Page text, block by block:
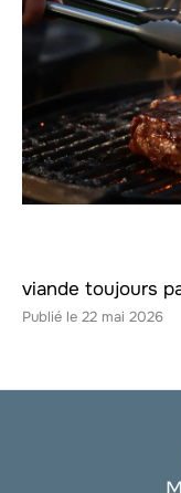
viande toujours
22 mai 2026